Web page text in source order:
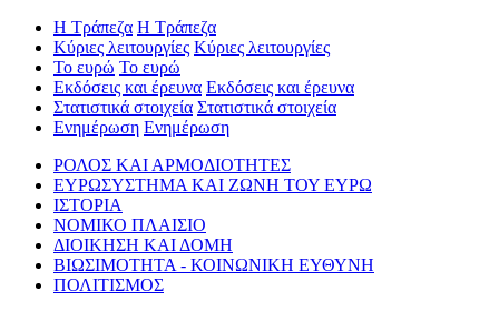
Η Τράπεζα Η Τράπεζα
Κύριες λειτουργίες Κύριες λειτουργίες
Το ευρώ Το ευρώ
Εκδόσεις και έρευνα Εκδόσεις και έρευνα
Στατιστικά στοιχεία Στατιστικά στοιχεία
Ενημέρωση Ενημέρωση
ΡΟΛΟΣ ΚΑΙ ΑΡΜΟΔΙΟΤΗΤΕΣ
ΕΥΡΩΣΥΣΤΗΜΑ ΚΑΙ ΖΩΝΗ ΤΟΥ ΕΥΡΩ
ΙΣΤΟΡΙΑ
ΝΟΜΙΚΟ ΠΛΑΙΣΙΟ
ΔΙΟΙΚΗΣΗ ΚΑΙ ΔΟΜΗ
ΒΙΩΣΙΜΟΤΗΤΑ - ΚΟΙΝΩΝΙΚΗ ΕΥΘΥΝΗ
ΠΟΛΙΤΙΣΜΟΣ